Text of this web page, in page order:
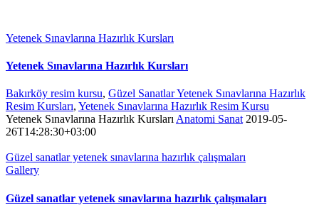
Yetenek Sınavlarına Hazırlık Kursları
Yetenek Sınavlarına Hazırlık Kursları
Bakırköy resim kursu, Güzel Sanatlar Yetenek Sınavlarına Hazırlık
Resim Kursları, Yetenek Sınavlarına Hazırlık Resim Kursu
Yetenek Sınavlarına Hazırlık KurslarıAnatomi Sanat 2019-05-
26T14:28:30+03:00
Güzel sanatlar yetenek sınavlarına hazırlık çalışmaları
Gallery
Güzel sanatlar yetenek sınavlarına hazırlık çalışmaları